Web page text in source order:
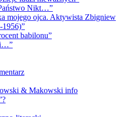
Nikt…”
mojego ojca. Aktywista Zbigniew
babilonu”
& Makowski info